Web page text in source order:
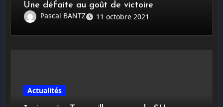
Une défaite au goût de victoire
Pascal BANTZ
11 octobre 2021
Actualités